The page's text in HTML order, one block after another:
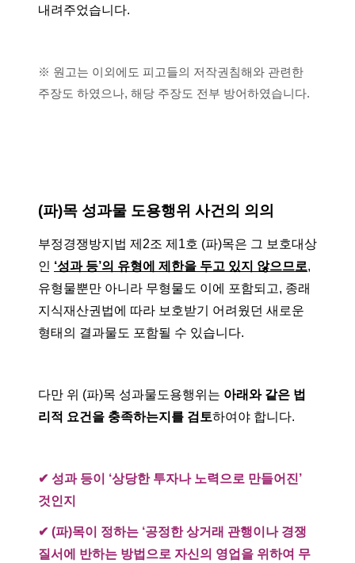
내려주었습니다.
※ 원고는 이외에도 피고들의 저작권침해와 관련한
주장도 하였으나, 해당 주장도 전부 방어하였습니다.
(파)목 성과물 도용행위 사건의 의의
부정경쟁방지법 제2조 제1호 (파)목은 그 보호대상
인 ‘성과 등’의 유형에 제한을 두고 있지 않으므로,
유형물뿐만 아니라 무형물도 이에 포함되고, 종래
지식재산권법에 따라 보호받기 어려웠던 새로운
형태의 결과물도 포함될 수 있습니다.
다만 위 (파)목 성과물도용행위는 아래와 같은 법
리적 요건을 충족하는지를 검토하여야 합니다.
✔ 성과 등이 ‘상당한 투자나 노력으로 만들어진’
것인지
✔ (파)목이 정하는 ‘공정한 상거래 관행이나 경쟁
질서에 반하는 방법으로 자신의 영업을 위하여 무